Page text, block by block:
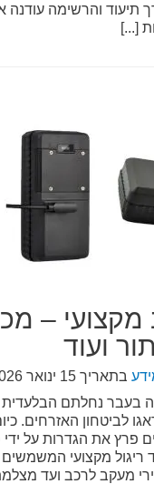
תיעוד והרשימה עודנה
[...]
מקצועי –
ועוד
בתאריך 15 ינואר 2026 בשעה 03:00
בעבר נחלתם הבלעדית
לביטחון האזרחים.
פרץ את הגדרות על ידי
ריגול מקצועי
מעקב לרכב ועד